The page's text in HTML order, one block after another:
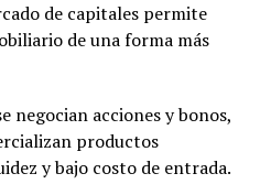
de capitales permite
de una forma más
negocian acciones y bonos,
productos
y bajo costo de entrada.